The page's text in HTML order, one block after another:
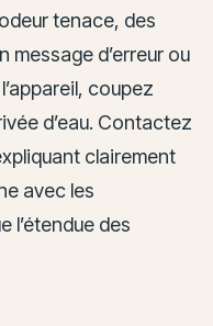
tenace, des
message d’erreur ou
coupez
d’eau. Contactez
clairement
avec les
l’étendue des